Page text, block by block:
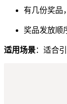
有几份奖品
奖品发放顺
适用场景：适合